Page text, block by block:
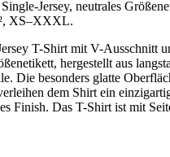
Jersey, neutrales
XS–XXXL.
T-Shirt mit V-Ausschnitt
hergestellt aus
Die besonders glatte
dem Shirt ein
Finish. Das T-Shirt ist mit